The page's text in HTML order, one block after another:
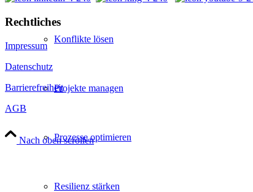
Konflikte lösen
Projekte managen
Prozesse optimieren
Resilienz stärken
Rechtliches
Impressum
Datenschutz
Barrierefreiheit
AGB
Nach oben scrollen